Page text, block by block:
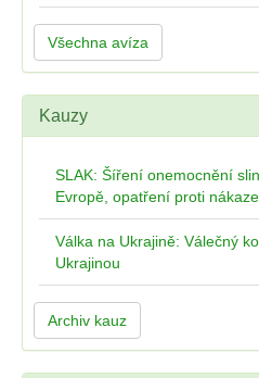
Všechna avíza
Kauzy
SLAK: Šíření onemocnění
Evropě, opatření proti nákaze
Válka na Ukrajině: Válečný
Ukrajinou
Archiv kauz